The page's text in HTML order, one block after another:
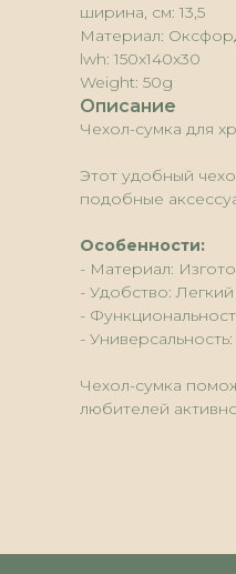
ширина, см: 13,5
Материал:
lwh: 150x140x30
Weight: 50g
Описание
Чехол-сумка для
Этот удобный
подобные
Особенности:
- Материал:
- Удобство:
-
-
Чехол-сумка
любителей